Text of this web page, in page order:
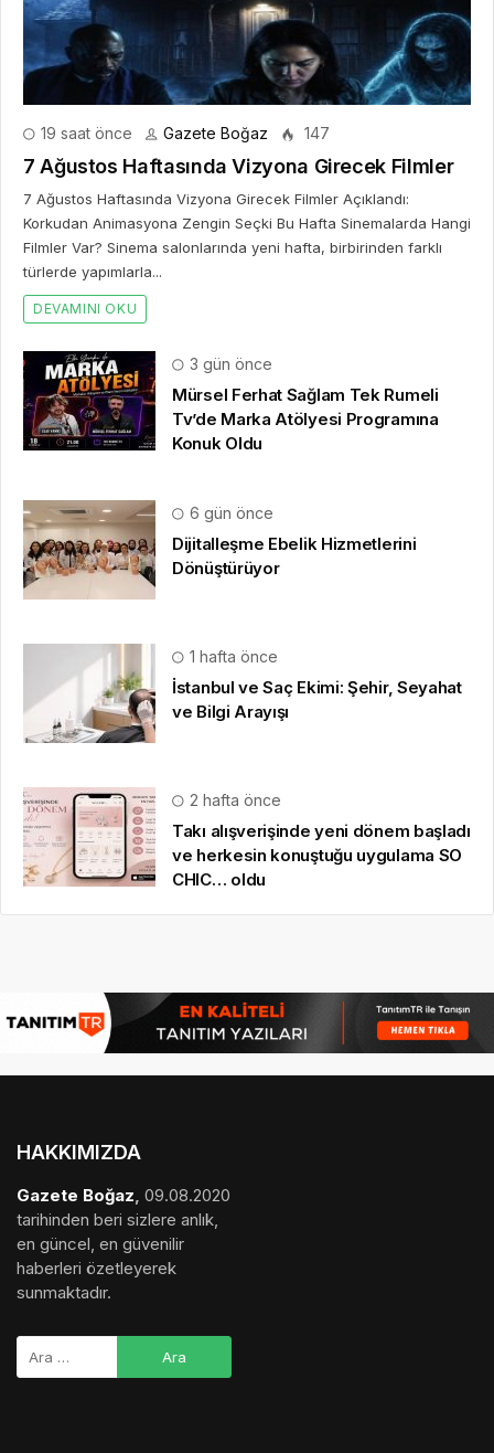
19 saat önce Gazete Boğaz 147
7 Ağustos Haftasında Vizyona Girecek Filmler
7 Ağustos Haftasında Vizyona Girecek Filmler Açıklandı:
Korkudan Animasyona Zengin Seçki Bu Hafta Sinemalarda Hangi
Filmler Var? Sinema salonlarında yeni hafta, birbirinden farklı
türlerde yapımlarla...
DEVAMINI OKU
3 gün önce
Mürsel Ferhat Sağlam Tek Rumeli
Tv’de Marka Atölyesi Programına
Konuk Oldu
6 gün önce
Dijitalleşme Ebelik Hizmetlerini
Dönüştürüyor
1 hafta önce
İstanbul ve Saç Ekimi: Şehir, Seyahat
ve Bilgi Arayışı
2 hafta önce
Takı alışverişinde yeni dönem başladı
ve herkesin konuştuğu uygulama SO
CHIC… oldu
HAKKIMIZDA
Gazete Boğaz, 09.08.2020
tarihinden beri sizlere anlık,
en güncel, en güvenilir
haberleri özetleyerek
sunmaktadır.